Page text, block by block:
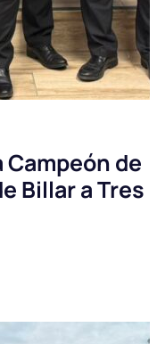
Campeón de
Billar a Tres